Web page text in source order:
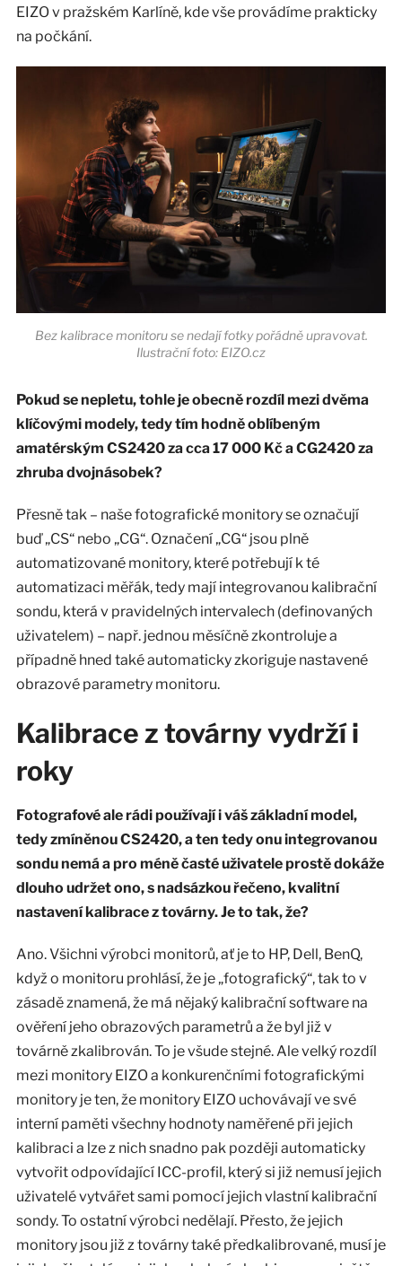
EIZO v pražském Karlíně, kde vše provádíme prakticky
na počkání.
Bez kalibrace monitoru se nedají fotky pořádně upravovat.
Ilustrační foto: EIZO.cz
Pokud se nepletu, tohle je obecně rozdíl mezi dvěma
klíčovými modely, tedy tím hodně oblíbeným
amatérským CS2420 za cca 17 000 Kč a CG2420 za
zhruba dvojnásobek?
Přesně tak – naše fotografické monitory se označují
buď „CS“ nebo „CG“. Označení „CG“ jsou plně
automatizované monitory, které potřebují k té
automatizaci měřák, tedy mají integrovanou kalibrační
sondu, která v pravidelných intervalech (definovaných
uživatelem) – např. jednou měsíčně zkontroluje a
případně hned také automaticky zkoriguje nastavené
obrazové parametry monitoru.
Kalibrace z továrny vydrží i
roky
Fotografové ale rádi používají i váš základní model,
tedy zmíněnou CS2420, a ten tedy onu integrovanou
sondu nemá a pro méně časté uživatele prostě dokáže
dlouho udržet ono, s nadsázkou řečeno, kvalitní
nastavení kalibrace z továrny. Je to tak, že?
Ano. Všichni výrobci monitorů, ať je to HP, Dell, BenQ,
když o monitoru prohlásí, že je „fotografický“, tak to v
zásadě znamená, že má nějaký kalibrační software na
ověření jeho obrazových parametrů a že byl již v
továrně zkalibrován. To je všude stejné. Ale velký rozdíl
mezi monitory EIZO a konkurenčními fotografickými
monitory je ten, že monitory EIZO uchovávají ve své
interní paměti všechny hodnoty naměřené při jejich
kalibraci a lze z nich snadno pak později automaticky
vytvořit odpovídající ICC-profil, který si již nemusí jejich
uživatelé vytvářet sami pomocí jejich vlastní kalibrační
sondy. To ostatní výrobci nedělají. Přesto, že jejich
monitory jsou již z továrny také předkalibrované, musí je